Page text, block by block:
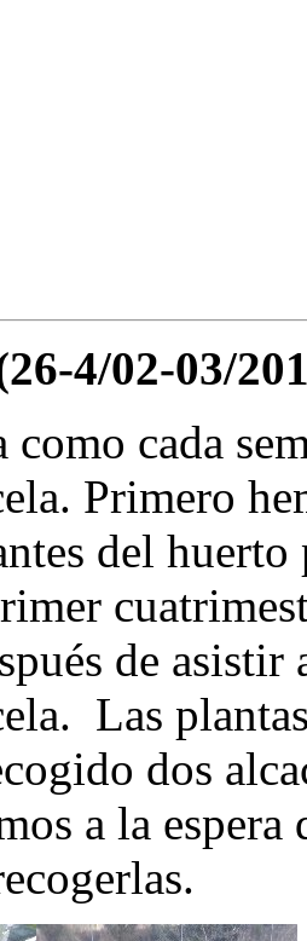
4/02-03/
como cada
Primero
del
de
Las
dos
a la espera